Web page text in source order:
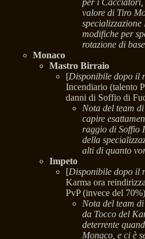
valore di Tiro
modifiche per
rotazione di
Monaco
Mastro Birraio
[Disponibile dopo il
Incendiario (talento
danni di Soffio di
Nota del team
capire
raggio di Soffio
della
alti di quanto
Impeto
[Disponibile dopo il
Karma ora
PvP (invece del
Nota del team
da Tocco del
deterrente
Monaco, e ci è